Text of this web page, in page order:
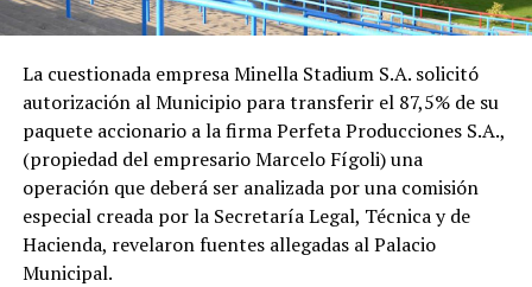
La cuestionada empresa Minella Stadium S.A. solicitó
autorización al Municipio para transferir el 87,5% de su
paquete accionario a la firma Perfeta Producciones S.A.,
(propiedad del empresario Marcelo Fígoli) una
operación que deberá ser analizada por una comisión
especial creada por la Secretaría Legal, Técnica y de
Hacienda, revelaron fuentes allegadas al Palacio
Municipal.